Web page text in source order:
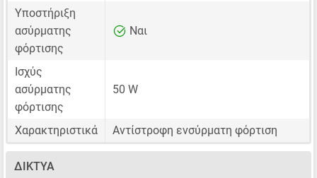
Υποστήριξη
ασύρματης
φόρτισης
Ναι
Ισχύς
ασύρματης
φόρτισης
50 W
Χαρακτηριστικά Αντίστροφη ενσύρματη φόρτιση
ΔΊΚΤΥΑ